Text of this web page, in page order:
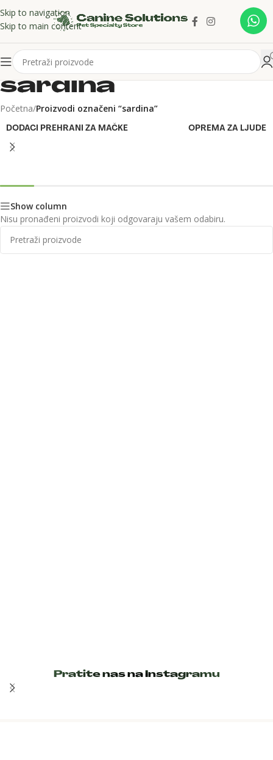
Skip to navigation
Skip to main content
sardina
Početna/Proizvodi označeni “sardina”
DODACI PREHRANI ZA MAČKE OPREMA ZA LJUDE
Show column
Nisu pronađeni proizvodi koji odgovaraju vašem odabiru.
Pratite nas na Instagramu